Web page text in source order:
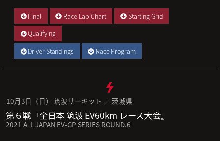
Final Race Lap Chart
Starting Grid
Qualifying
Driver Standings
Race Program
10月3日（日） 筑波サーキット ／ 茨城県
第６戦『全日本 筑波 EV60km レース大会』
2021 ALL JAPAN EV-GP SERIES ROUND.6